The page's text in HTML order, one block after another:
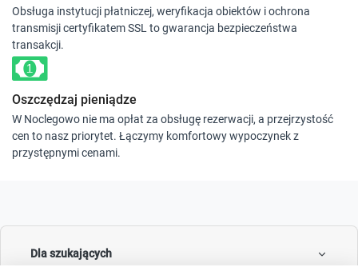
Obsługa instytucji płatniczej, weryfikacja obiektów i ochrona
transmisji certyfikatem SSL to gwarancja bezpieczeństwa
transakcji.
Oszczędzaj pieniądze
W Noclegowo nie ma opłat za obsługę rezerwacji, a przejrzystość
cen to nasz priorytet. Łączymy komfortowy wypoczynek z
przystępnymi cenami.
Dla szukających